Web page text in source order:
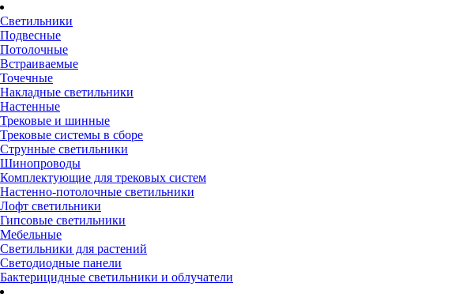
Светильники
Подвесные
Потолочные
Встраиваемые
Точечные
Накладные светильники
Настенные
Трековые и шинные
Трековые системы в сборе
Струнные светильники
Шинопроводы
Комплектующие для трековых систем
Настенно-потолочные светильники
Лофт светильники
Гипсовые светильники
Мебельные
Светильники для растений
Светодиодные панели
Бактерицидные светильники и облучатели